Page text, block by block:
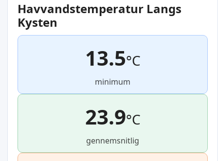
Havvandstemperatur Langs
Kysten
13.5°C
minimum
23.9°C
gennemsnitlig